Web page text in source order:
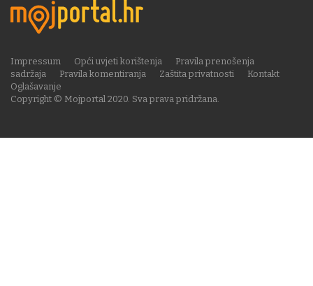
Copyright © Mojportal 2020. Sva prava pridržana.
Impressum Opći uvjeti korištenja
Pravila prenošenja
sadržaja
Pravila komentiranja Zaštita privatnosti
Kontakt
Oglašavanje